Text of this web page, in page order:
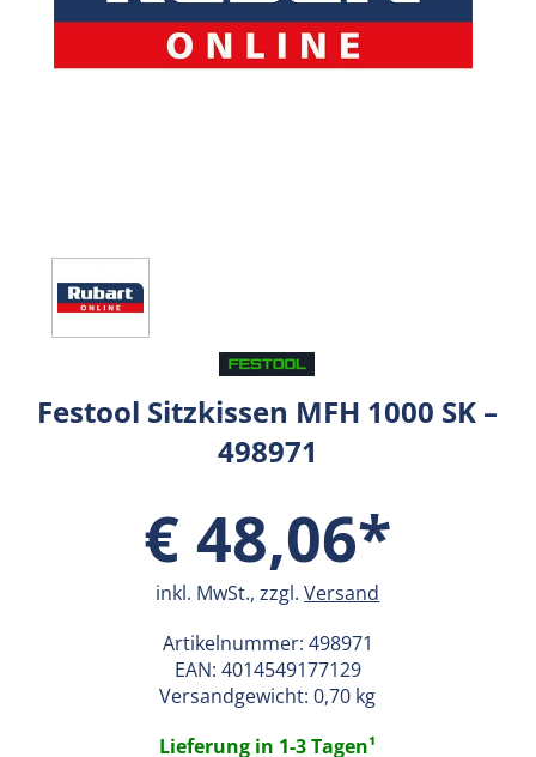
Festool Sitzkissen MFH 1000 SK –
498971
€ 48,06*
inkl. MwSt., zzgl.Versand
Artikelnummer: 498971
EAN: 4014549177129
Versandgewicht: 0,70 kg
Lieferung in 1-3 Tagen¹